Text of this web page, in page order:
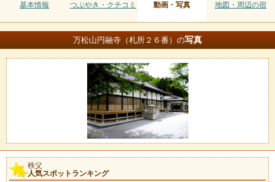
基本情報 つぶやき・クチコミ 動画・写真 地図・周辺の宿
万松山円融寺（札所２６番）の写真
秩父
人気スポットランキング